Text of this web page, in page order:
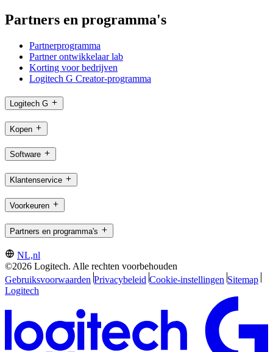
Partners en programma's
Partnerprogramma
Partner ontwikkelaar lab
Korting voor bedrijven
Logitech G Creator-programma
Logitech G
Kopen
Software
Klantenservice
Voorkeuren
Partners en programma's
NL,nl
©2026 Logitech. Alle rechten voorbehouden
Gebruiksvoorwaarden Privacybeleid Cookie-instellingen Sitemap
Logitech